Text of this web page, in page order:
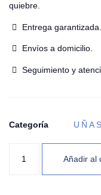
quiebre.
Entrega garantizada.
Envíos a domicilio.
Seguimiento y
Categoría UÑAS
Añadir al